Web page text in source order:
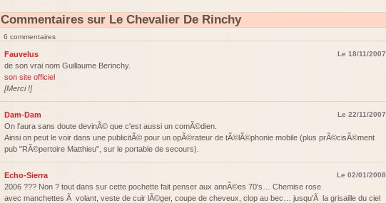
Commentaires sur Le Chevalier De Rinchy
6 commentaires
Fauvelus Le 18/11/2007
de son vrai nom Guillaume Berinchy.
son site officiel
[Merci !]
Dam-Dam Le 22/11/2007
On l'aura sans doute devinÃ© que c'est aussi un comÃ©dien.
Ainsi on peut le voir dans une publicitÃ© pour un opÃ©rateur de tÃ©lÃ©phonie mobile (plus prÃ©cisÃ©ment
pub "RÃ©pertoire Matthieu", sur le portable de secours).
Echo-Sierra Le 02/01/2008
2006 ??? Non ? tout dans sur cette pochette fait penser aux annÃ©es 70's… Chemise rose
avec manchettes Ã volant, veste de cuir lÃ©ger, coupe de cheveux, clop au bec… jusqu'Ã la grisaille du ciel